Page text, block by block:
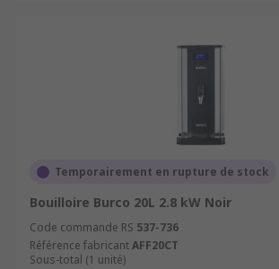
Temporairement en rupture de stock
Bouilloire Burco 20L 2.8 kW Noir
Code commande RS 537-736
Référence fabricantAFF20CT
Sous-total (1 unité)